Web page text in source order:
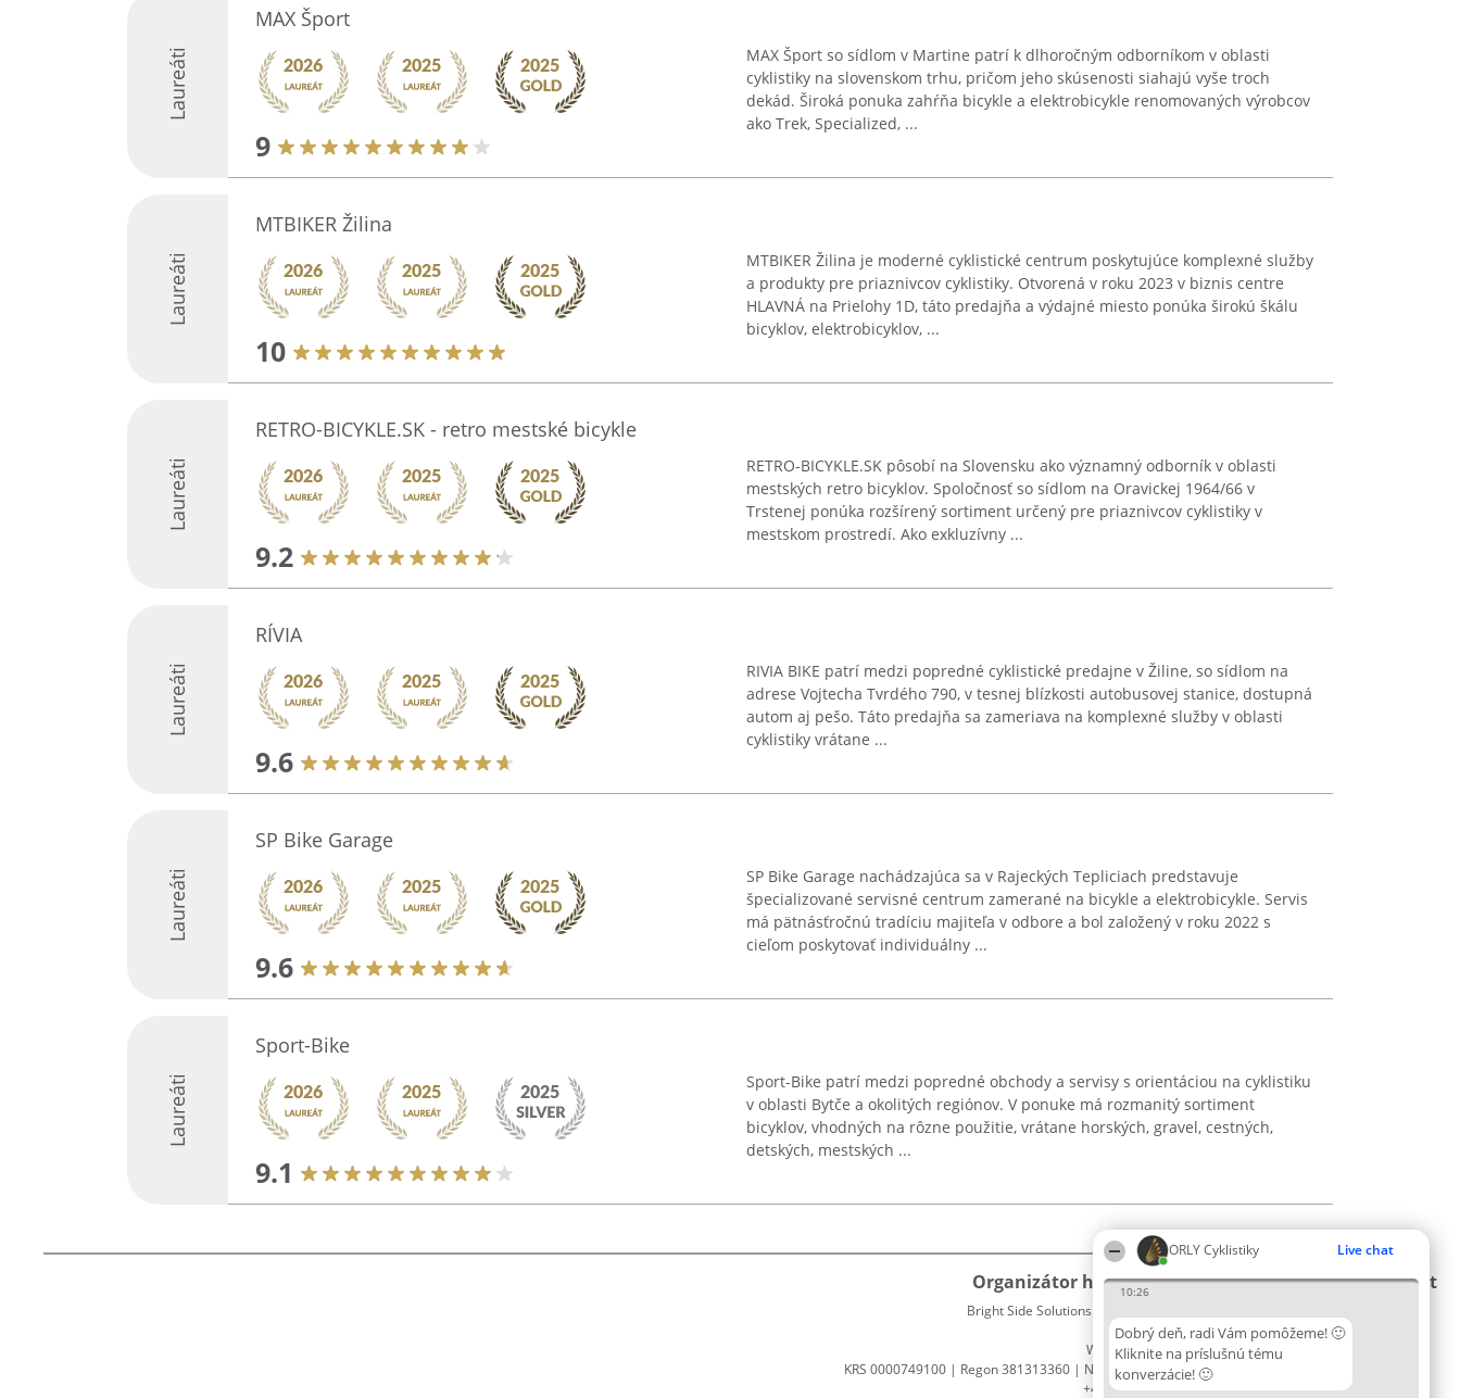
ORLY Cyklistiky Live chat
10:26
Dobrý deň, radi Vám pomôžeme! 🙂
Kliknite na príslušnú tému
konverzácie! 🙂
Laureáti
MAX Šport
9
MAX Šport so sídlom v Martine patrí k dlhoročným odborníkom v oblasti
cyklistiky na slovenskom trhu, pričom jeho skúsenosti siahajú vyše troch
dekád. Široká ponuka zahŕňa bicykle a elektrobicykle renomovaných výrobcov
ako Trek, Specialized, ...
Laureáti
MTBIKER Žilina
10
MTBIKER Žilina je moderné cyklistické centrum poskytujúce komplexné služby
a produkty pre priaznivcov cyklistiky. Otvorená v roku 2023 v biznis centre
HLAVNÁ na Prielohy 1D, táto predajňa a výdajné miesto ponúka širokú škálu
bicyklov, elektrobicyklov, ...
Laureáti
RETRO-BICYKLE.SK - retro mestské bicykle
9.2
RETRO-BICYKLE.SK pôsobí na Slovensku ako významný odborník v oblasti
mestských retro bicyklov. Spoločnosť so sídlom na Oravickej 1964/66 v
Trstenej ponúka rozšírený sortiment určený pre priaznivcov cyklistiky v
mestskom prostredí. Ako exkluzívny ...
Laureáti
RÍVIA
9.6
RIVIA BIKE patrí medzi popredné cyklistické predajne v Žiline, so sídlom na
adrese Vojtecha Tvrdého 790, v tesnej blízkosti autobusovej stanice, dostupná
autom aj pešo. Táto predajňa sa zameriava na komplexné služby v oblasti
cyklistiky vrátane ...
Laureáti
SP Bike Garage
9.6
SP Bike Garage nachádzajúca sa v Rajeckých Tepliciach predstavuje
špecializované servisné centrum zamerané na bicykle a elektrobicykle. Servis
má pätnásťročnú tradíciu majiteľa v odbore a bol založený v roku 2022 s
cieľom poskytovať individuálny ...
Laureáti
Sport-Bike
9.1
Sport-Bike patrí medzi popredné obchody a servisy s orientáciou na cyklistiku
v oblasti Bytče a okolitých regiónov. V ponuke má rozmanitý sortiment
bicyklov, vhodných na rôzne použitie, vrátane horských, gravel, cestných,
detských, mestských ...
Organizátor hodnotenia
Bright Side Solutions sp. z o. o. sp. k.
ul. Ruska 22
Wrocław 50-079
KRS 0000749100 | Regon 381313360 | NIP 8943132676
+48 508 492 400
Hodnotenie
Lista
wszystkich
Podmienky
Kontakt